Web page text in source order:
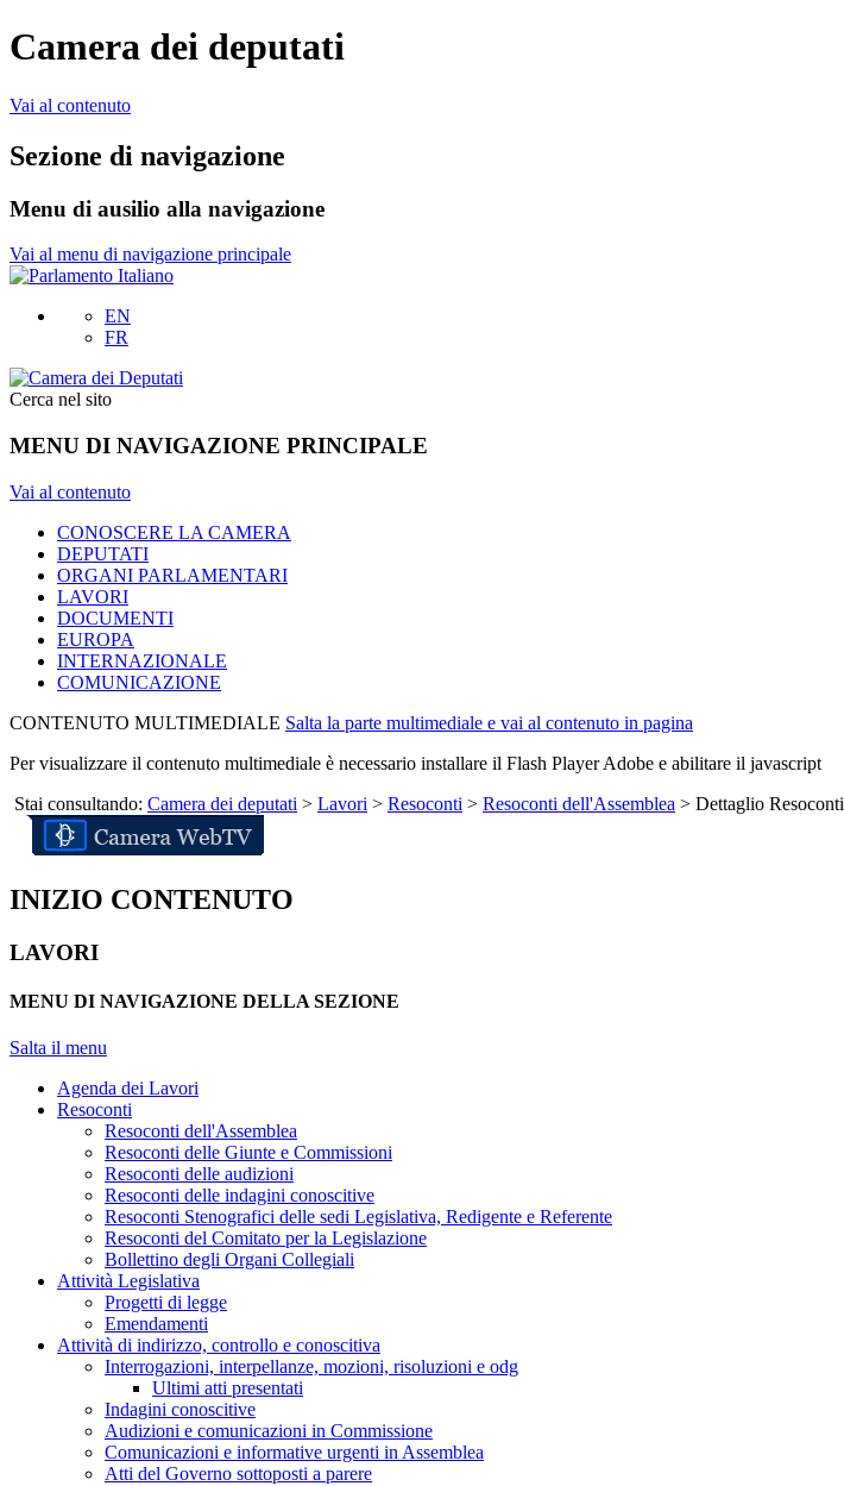
Camera dei deputati
Vai al contenuto
Sezione di navigazione
Menu di ausilio alla navigazione
Vai al menu di navigazione principale
EN
FR
Cerca nel sito
MENU DI NAVIGAZIONE PRINCIPALE
Vai al contenuto
CONOSCERE LA CAMERA
DEPUTATI
ORGANI PARLAMENTARI
LAVORI
DOCUMENTI
EUROPA
INTERNAZIONALE
COMUNICAZIONE
CONTENUTO MULTIMEDIALE Salta la parte multimediale e vai al contenuto in pagina
Per visualizzare il contenuto multimediale è necessario installare il Flash Player Adobe e abilitare il javascript
Stai consultando: Camera dei deputati > Lavori > Resoconti > Resoconti dell'Assemblea > Dettaglio Resoconti
INIZIO CONTENUTO
LAVORI
MENU DI NAVIGAZIONE DELLA SEZIONE
Salta il menu
Agenda dei Lavori
Resoconti
Resoconti dell'Assemblea
Resoconti delle Giunte e Commissioni
Resoconti delle audizioni
Resoconti delle indagini conoscitive
Resoconti Stenografici delle sedi Legislativa, Redigente e Referente
Resoconti del Comitato per la Legislazione
Bollettino degli Organi Collegiali
Attività Legislativa
Progetti di legge
Emendamenti
Attività di indirizzo, controllo e conoscitiva
Interrogazioni, interpellanze, mozioni, risoluzioni e odg
Ultimi atti presentati
Indagini conoscitive
Audizioni e comunicazioni in Commissione
Comunicazioni e informative urgenti in Assemblea
Atti del Governo sottoposti a parere